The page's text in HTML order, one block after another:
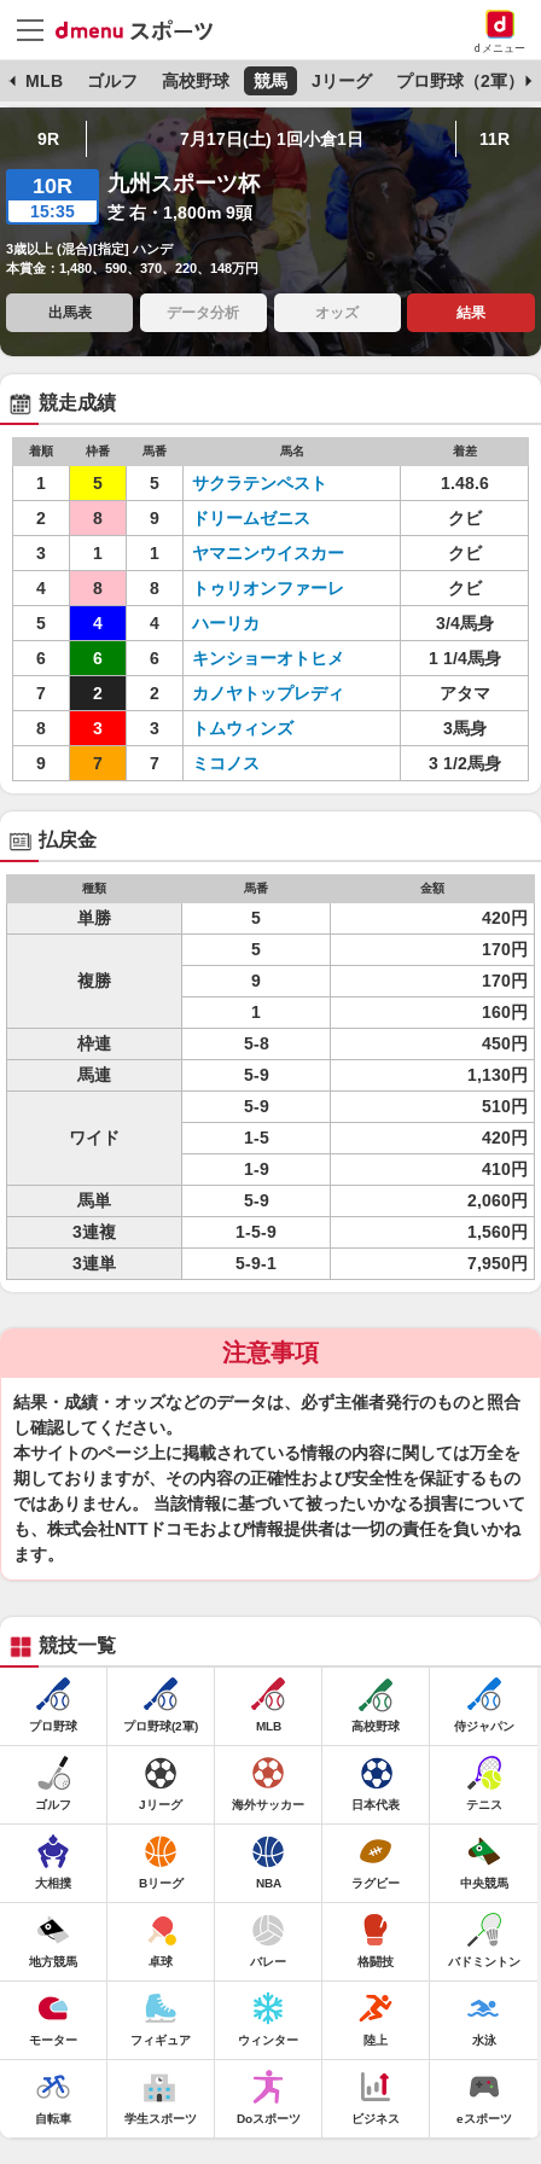
dメニュー
MLB ゴルフ 高校野球 競馬 Jリーグ プロ野球（2軍）
9R 7月17日(土) 1回小倉1日 11R
10R
15:35
九州スポーツ杯
芝 右・1,800m 9頭
3歳以上 (混合)[指定] ハンデ
本賞金：1,480、590、370、220、148万円
出馬表 データ分析 オッズ 結果
競走成績
着順 枠番 馬番 馬名 着差
1 5 5 サクラテンペスト
1.48.6
2
8 9 ドリームゼニス
クビ
3
1 1 ヤマニンウイスカー
クビ
4
8 8 トゥリオンファーレ
クビ
5
4 4 ハーリカ
3/4馬身
6
6 6 キンショーオトヒメ
1 1/4馬身
7
2 2 カノヤトップレディ
アタマ
8
3 3 トムウィンズ
3馬身
9
7 7 ミコノス 3 1/2馬身
払戻金
種類 馬番 金額
単勝 5 420円
複勝
5
170円
9
170円
1
160円
枠連
5-8
450円
馬連
5-9 1,130円
ワイド
5-9
510円
1-5
420円
1-9
410円
馬単
5-9
2,060円
3連複
1-5-9
1,560円
3連単
5-9-1 7,950円
注意事項
結果・成績・オッズなどのデータは、必ず主催者発行のものと照合
し確認してください。
本サイトのページ上に掲載されている情報の内容に関しては万全を
期しておりますが、その内容の正確性および安全性を保証するもの
ではありません。 当該情報に基づいて被ったいかなる損害について
も、株式会社NTTドコモおよび情報提供者は一切の責任を負いかね
ます。
競技一覧
プロ野球 プロ野球(2軍) MLB 高校野球 侍ジャパン
ゴルフ Jリーグ 海外サッカー 日本代表 テニス
大相撲 Bリーグ NBA ラグビー 中央競馬
地方競馬 卓球 バレー 格闘技 バドミントン
モーター フィギュア ウィンター 陸上 水泳
自転車 学生スポーツ Doスポーツ ビジネス eスポーツ